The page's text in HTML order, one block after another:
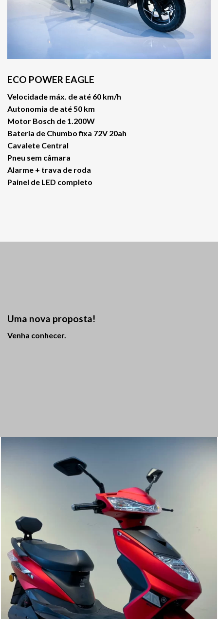
ECO POWER EAGLE
Velocidade máx. de até 60 km/h
Autonomia de até 50 km
Motor Bosch de 1.200W
Bateria de Chumbo fixa 72V 20ah
Cavalete Central
Pneu sem câmara
Alarme + trava de roda
Painel de LED completo
Uma nova proposta!
Venha conhecer.